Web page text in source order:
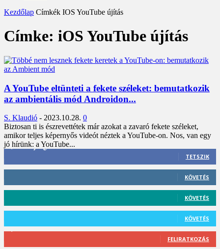
Kezdőlap Címkék IOS YouTube újítás
Címke: iOS YouTube újítás
A YouTube eltünteti a fekete széleket: bemutatkozik
az ambientális mód Androidon...
S. Klaudió - 2023.10.28. 0
Biztosan ti is észrevettétek már azokat a zavaró fekete széleket,
amikor teljes képernyős videót néztek a YouTube-on. Nos, van egy
jó hírünk: a YouTube...
3,452 Rajongók
TETSZIK
KÖVETÉS
KÖVETÉS
KÖVETÉS
FELIRATKOZÁS